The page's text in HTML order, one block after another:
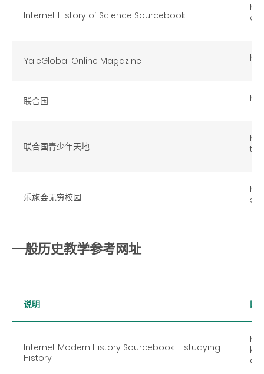
Internet History of Science Sourcebook
YaleGlobal Online Magazine
联合国
联合国青少年天地
tml
乐施会无穷校园
一般历史教学参考网址
说明 网
Internet Modern History Sourcebook – studying
History